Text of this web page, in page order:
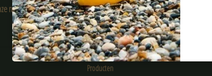
nieuwsbrief:
ABONNEER
Producten